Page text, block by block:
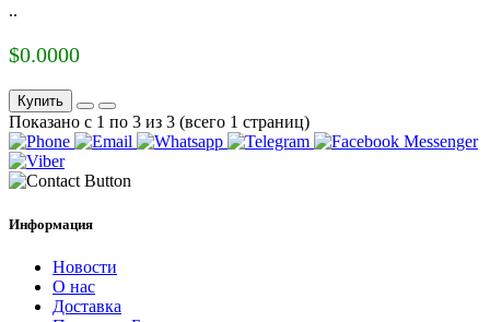
..
$0.0000
Купить
Показано с 1 по 3 из 3 (всего 1 страниц)
Информация
Новости
О нас
Доставка